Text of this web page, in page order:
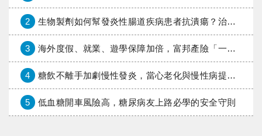
2 生物製劑如何幫發炎性腸道疾病患者抗潰瘍？治療進展與健保給付困境一次看
3 海外度假、就業、遊學保障加倍，富邦產險「一期逐夢」專案加碼遠距醫療與緊急救援
4 糖飲不離手加劇慢性發炎，當心老化與慢性病提早報到
5 低血糖開車風險高，糖尿病友上路必學的安全守則